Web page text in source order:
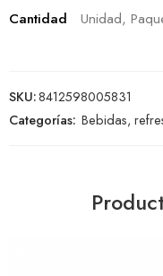
Cantidad
Unidad,
SKU:8412598005831
Categorías: Bebidas,